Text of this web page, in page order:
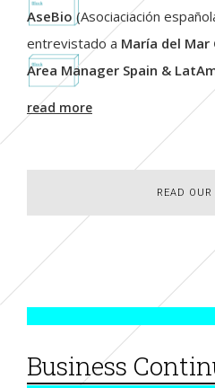
AseBio (Asociaciación
entrevistado a María del Mar
Area Manager Spain &
read more
READ OUR
READ OUR
Business